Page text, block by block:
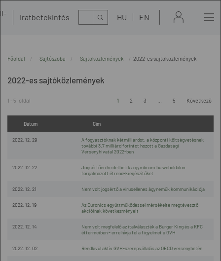
Iratbetekintés Kereső HU EN
Főoldal Sajtószoba Sajtóközlemények 2022-es sajtóközlemények
2022-es sajtóközlemények
1 - 5. oldal 1 2 3 5 Következő
Dátum Cím
2022. 12. 29
A fogyasztóknak kétmilliárdot, a központi költségvetésnek
további 3,7 milliárd forintot hozott a Gazdasági
Versenyhivatal 2022-ben
2022. 12. 22
Jogsértően hirdethetik a gymbeam.hu weboldalon
forgalmazott étrend-kiegészítőket
2022. 12. 21 Nem volt jogsértő a vírusellenes ágyneműk kommunikációja
2022. 12. 19
Az Euronics együttműködéssel mérsékelte megtévesztő
akcióinak következményeit
2022. 12. 14
Nem volt megfelelő az italválaszték a Burger King és a KFC
éttermeiben - erre hívja fel a figyelmet a GVH
2022. 12. 02 Rendkívül aktív GVH-szerepvállalás az OECD versenyhetén